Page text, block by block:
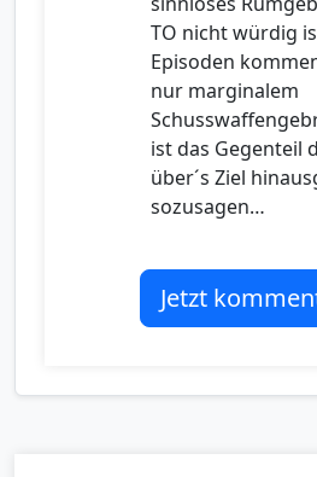
TO nicht würdig
Episoden
nur marginalem
ist das Gegenteil
über´s Ziel
sozusagen…
Jetzt